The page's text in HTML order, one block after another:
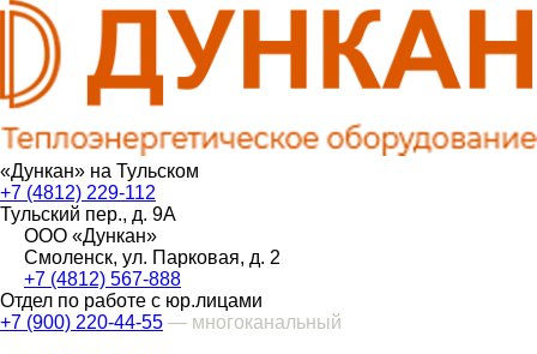
«Дункан» на Тульском
+7 (4812) 229-112
Тульский пер., д. 9А
ООО «Дункан»
Смоленск, ул. Парковая, д. 2
+7 (4812) 567-888
Отдел по работе с юр.лицами
+7 (900) 220-44-55 — многоканальный